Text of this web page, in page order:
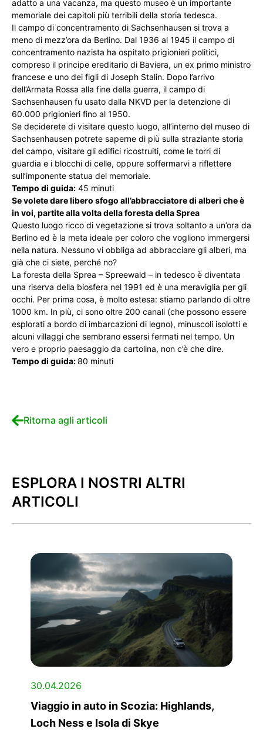
adatto a una vacanza, ma questo museo è un importante
memoriale dei capitoli più terribili della storia tedesca.
Il campo di concentramento di Sachsenhausen si trova a
meno di mezz’ora da Berlino. Dal 1936 al 1945 il campo di
concentramento nazista ha ospitato prigionieri politici,
compreso il principe ereditario di Baviera, un ex primo ministro
francese e uno dei figli di Joseph Stalin. Dopo l’arrivo
dell’Armata Rossa alla fine della guerra, il campo di
Sachsenhausen fu usato dalla NKVD per la detenzione di
60.000 prigionieri fino al 1950.
Se deciderete di visitare questo luogo, all’interno del museo di
Sachsenhausen potrete saperne di più sulla straziante storia
del campo, visitare gli edifici ricostruiti, come le torri di
guardia e i blocchi di celle, oppure soffermarvi a riflettere
sull’imponente statua del memoriale.
Tempo di guida: 45 minuti
Se volete dare libero sfogo all’abbracciatore di alberi che è
in voi, partite alla volta della foresta della Sprea
Questo luogo ricco di vegetazione si trova soltanto a un’ora da
Berlino ed è la meta ideale per coloro che vogliono immergersi
nella natura. Nessuno vi obbliga ad abbracciare gli alberi, ma
già che ci siete, perché no?
La foresta della Sprea – Spreewald – in tedesco è diventata
una riserva della biosfera nel 1991 ed è una meraviglia per gli
occhi. Per prima cosa, è molto estesa: stiamo parlando di oltre
1000 km. In più, ci sono oltre 200 canali (che possono essere
esplorati a bordo di imbarcazioni di legno), minuscoli isolotti e
alcuni villaggi che sembrano essersi fermati nel tempo. Un
vero e proprio paesaggio da cartolina, non c’è che dire.
Tempo di guida:80 minuti
Ritorna agli articoli
ESPLORA I NOSTRI ALTRI
ARTICOLI
30.04.2026
Viaggio in auto in Scozia: Highlands,
Loch Ness e Isola di Skye